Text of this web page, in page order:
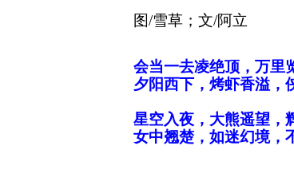
图/雪草；文/阿立
会当一去凌绝顶，万里
夕阳西下，烤虾香溢，
星空入夜，大熊遥望，
女中翘楚，如迷幻境，